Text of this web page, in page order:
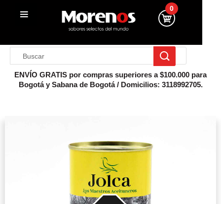
0
ENVÍO GRATIS por compras superiores a $100.000 para
Bogotá y Sabana de Bogotá / Domicilios: 3118992705.